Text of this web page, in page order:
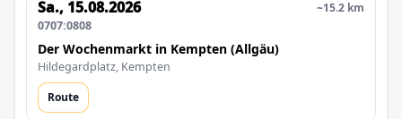
Sa., 15.08.2026
0707:0808
~15.2 km
Der Wochenmarkt in Kempten (Allgäu)
Hildegardplatz, Kempten
Route